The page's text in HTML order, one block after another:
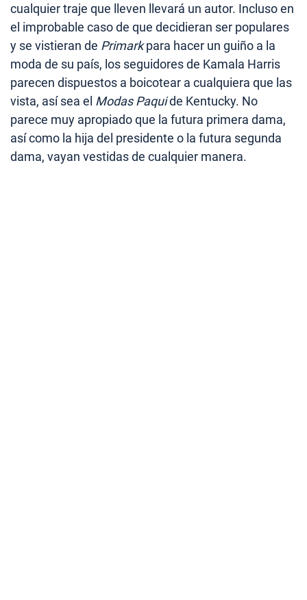
cualquier traje que lleven llevará un autor. Incluso en
el improbable caso de que decidieran ser populares
y se vistieran de Primarkpara hacer un guiño a la
moda de su país, los seguidores de Kamala Harris
parecen dispuestos a boicotear a cualquiera que las
vista, así sea el Modas Paquide Kentucky. No
parece muy apropiado que la futura primera dama,
así como la hija del presidente o la futura segunda
dama, vayan vestidas de cualquier manera.